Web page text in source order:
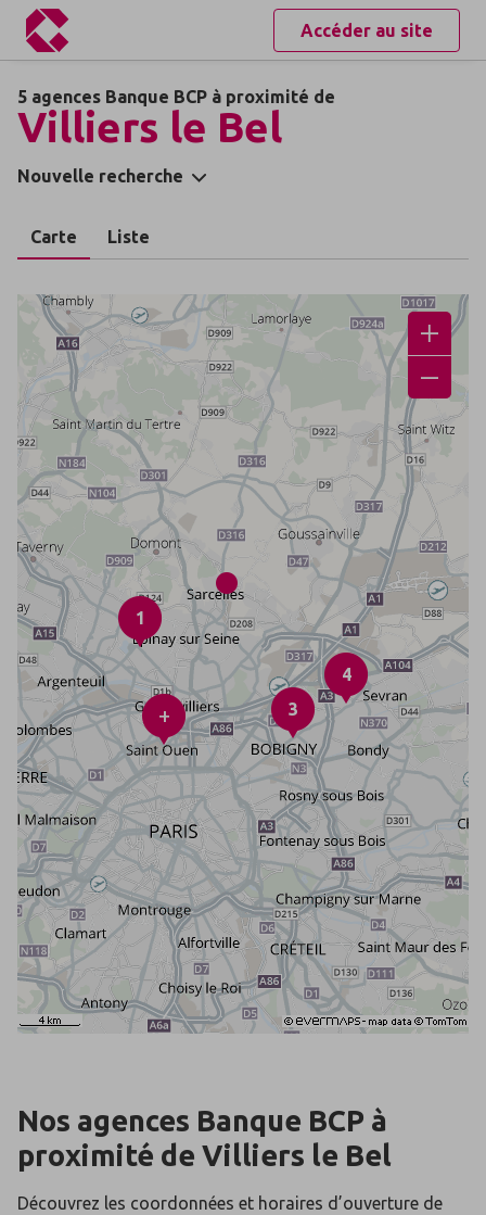
Accéder au site
5 agences Banque BCP à proximité de
Villiers le Bel
Nouvelle recherche
Carte Liste
+
4
3
1
Nos agences Banque BCP à
proximité de Villiers le Bel
Découvrez les coordonnées et horaires d’ouverture de